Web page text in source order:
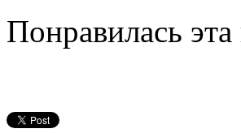
Понравилась